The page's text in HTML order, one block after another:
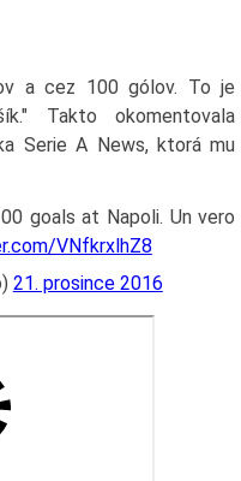
a cez 100 gólov. To je
Takto okomentovala
Serie A News, ktorá mu
goals at Napoli. Un vero
VNfkrxlhZ8
21. prosince 2016